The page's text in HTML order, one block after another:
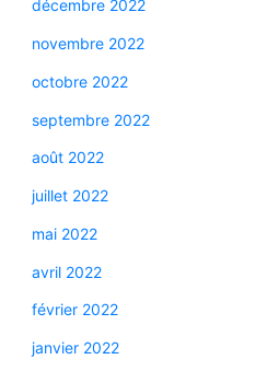
décembre 2022
novembre 2022
octobre 2022
septembre 2022
août 2022
juillet 2022
mai 2022
avril 2022
février 2022
janvier 2022